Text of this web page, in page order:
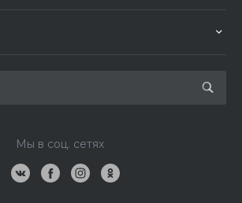
Мы в соц. сетях